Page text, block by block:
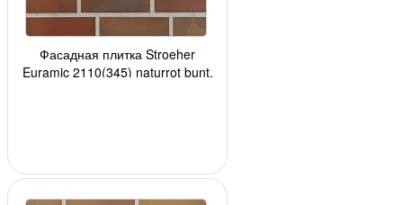
Фасадная плитка Stroeher
Euramic 2110(345) naturrot bunt,